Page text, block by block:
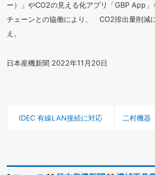
ー）」やCO2の見える化アプリ「GBP App」
チェーンとの協働により、 CO2排出量削減
え。
日本産機新聞 2022年11月20日
前の記事 :
IDEC 有線LAN接続に対応 次の記事 :
二村機器